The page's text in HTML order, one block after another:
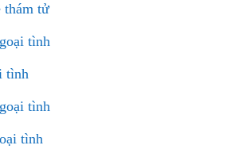
thám tử
tình
tình
tình
tình